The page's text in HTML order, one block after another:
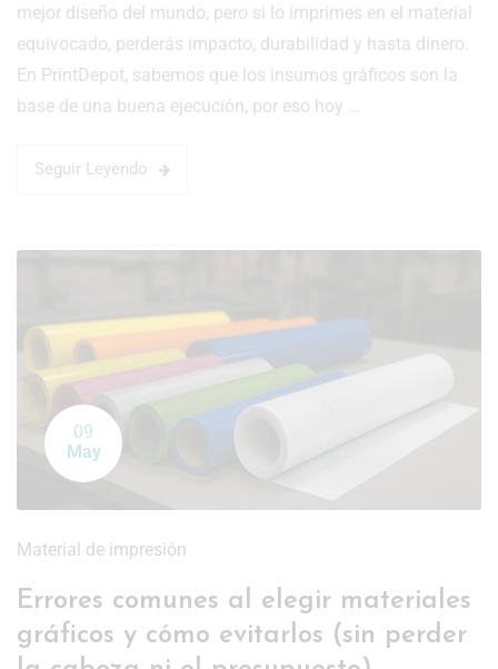
mejor diseño del mundo, pero si lo imprimes en el material
equivocado, perderás impacto, durabilidad y hasta dinero.
En PrintDepot, sabemos que los insumos gráficos son la
base de una buena ejecución, por eso hoy …
Seguir Leyendo
09
May
Material de impresión
Errores comunes al elegir materiales
gráficos y cómo evitarlos (sin perder